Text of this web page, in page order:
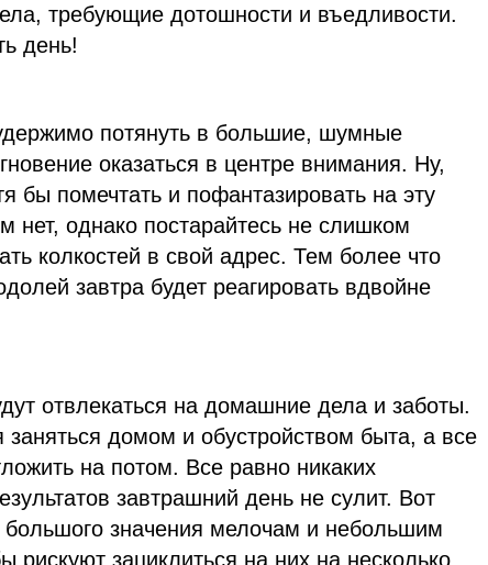
требующие дотошности и въедливости.
день!
потянуть в большие, шумные
оказаться в центре внимания. Ну,
бы помечтать и пофантазировать на эту
нет, однако постарайтесь не слишком
колкостей в свой адрес. Тем более что
завтра будет реагировать вдвойне
отвлекаться на домашние дела и заботы.
домом и обустройством быта, а все
на потом. Все равно никаких
завтрашний день не сулит. Вот
большого значения мелочам и небольшим
рискуют зациклиться на них на несколько